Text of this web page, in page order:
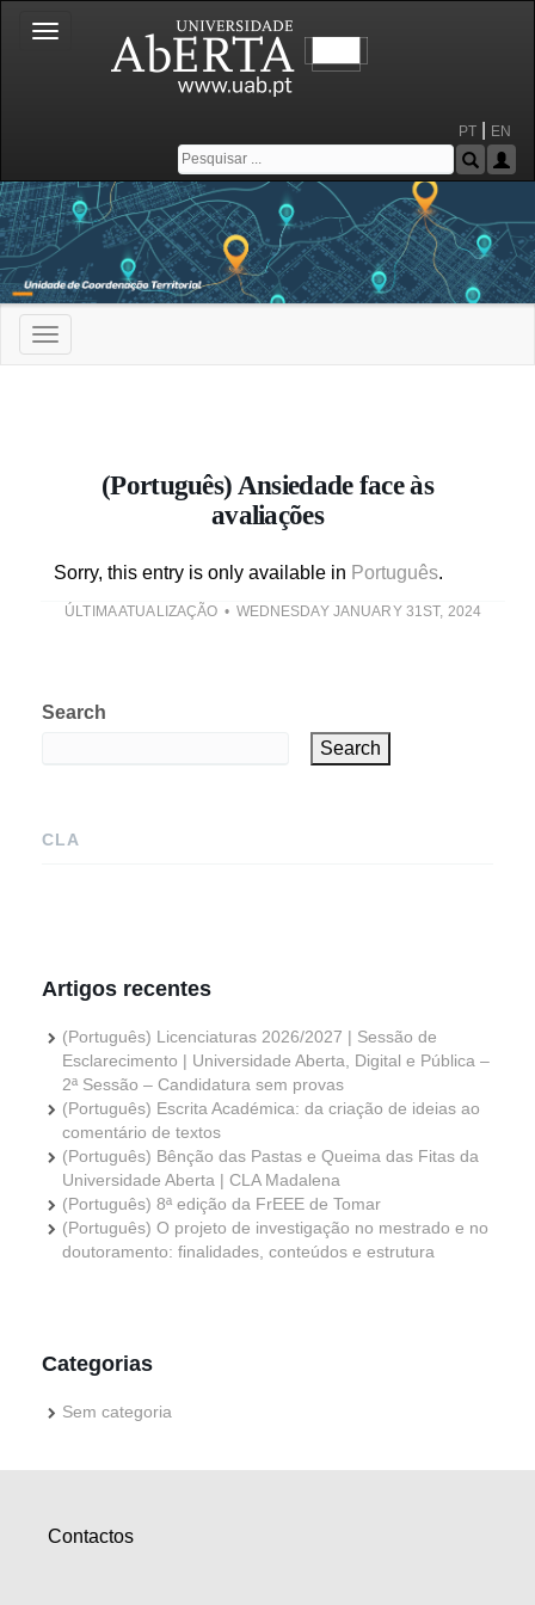
Toggle
navigation
PT EN
Toggle
navigation
(Português) Ansiedade face às
avaliações
Sorry, this entry is only available in Português.
ÚLTIMA ATUALIZAÇÃO WEDNESDAY JANUARY 31ST, 2024
Search
Search
CLA
Artigos recentes
(Português) Licenciaturas 2026/2027 | Sessão de
Esclarecimento | Universidade Aberta, Digital e Pública –
2ª Sessão – Candidatura sem provas
(Português) Escrita Académica: da criação de ideias ao
comentário de textos
(Português) Bênção das Pastas e Queima das Fitas da
Universidade Aberta | CLA Madalena
(Português) 8ª edição da FrEEE de Tomar
(Português) O projeto de investigação no mestrado e no
doutoramento: finalidades, conteúdos e estrutura
Categorias
Sem categoria
Contactos